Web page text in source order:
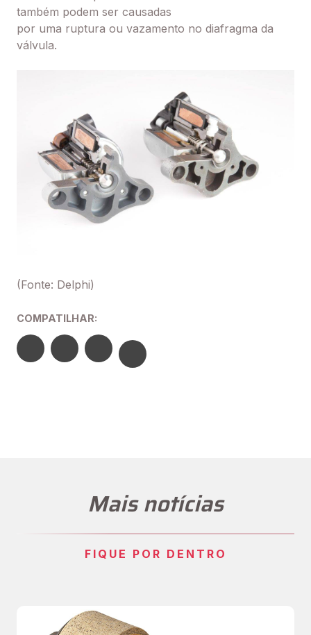
também podem ser causadas
por uma ruptura ou vazamento no diafragma da
válvula.
(Fonte: Delphi)
COMPATILHAR:
Mais notícias
FIQUE POR DENTRO